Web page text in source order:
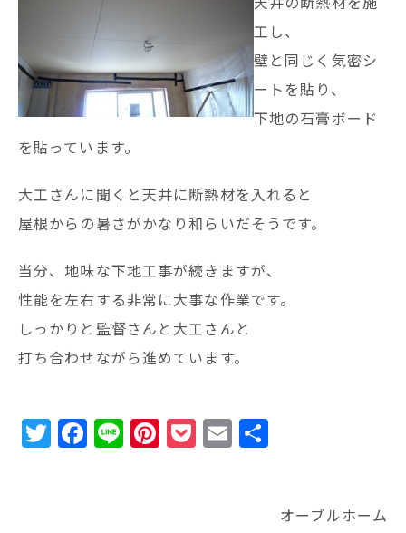
工し、
壁と同じく気密シ
ートを貼り、
下地の石膏ボード
を貼っています。
大工さんに聞くと天井に断熱材を入れると
屋根からの暑さがかなり和らいだそうです。
当分、地味な下地工事が続きますが、
性能を左右する非常に大事な作業です。
しっかりと監督さんと大工さんと
打ち合わせながら進めています。
T
w
F
a
Li
n
Pi
n
P
o
E
m
オーブルホーム